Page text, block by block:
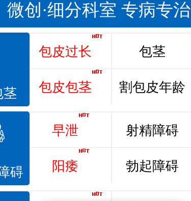
微创·细分科室 专病专治
茎
包皮过长
包皮包茎
包茎
割包皮年龄
碍
早泄
阳痿
射精障碍
勃起障碍